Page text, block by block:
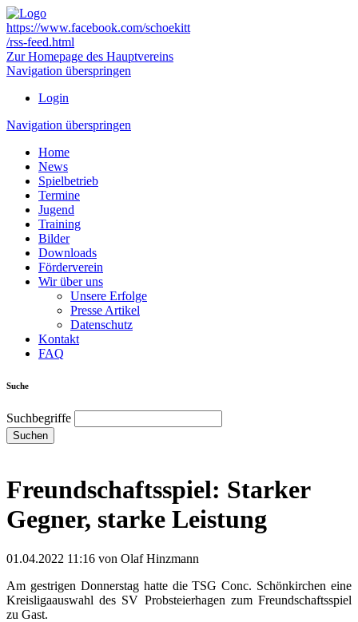
https://www.facebook.com/schoekitt
/rss-feed.html
Zur Homepage des Hauptvereins
Navigation überspringen
Login
Navigation überspringen
Home
News
Spielbetrieb
Termine
Jugend
Training
Bilder
Downloads
Förderverein
Wir über uns
Unsere Erfolge
Presse Artikel
Datenschutz
Kontakt
FAQ
Suche
Suchbegriffe
Suchen
Freundschaftsspiel: Starker
Gegner, starke Leistung
01.04.2022 11:16 von Olaf Hinzmann
Am gestrigen Donnerstag hatte die TSG Conc. Schönkirchen eine
Kreisligaauswahl des SV Probsteierhagen zum Freundschaftsspiel
zu Gast.